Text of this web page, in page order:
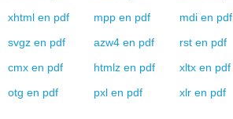
xhtml en pdf mpp en pdf mdi en pdf
svgz en pdf azw4 en pdf rst en pdf
cmx en pdf htmlz en pdf xltx en pdf
otg en pdf pxl en pdf xlr en pdf